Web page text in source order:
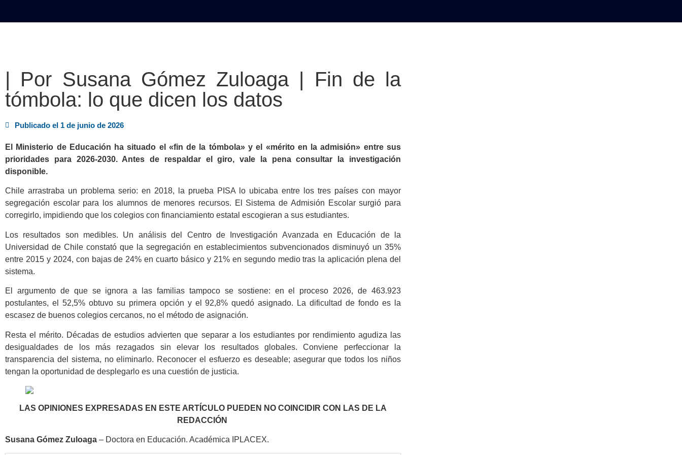
| Por Susana Gómez Zuloaga | Fin de la
tómbola: lo que dicen los datos
Publicado el 1 de junio de 2026
El Ministerio de Educación ha situado el «fin de la tómbola» y el «mérito en la admisión» entre sus
prioridades para 2026-2030. Antes de respaldar el giro, vale la pena consultar la investigación
disponible.
Chile arrastraba un problema serio: en 2018, la prueba PISA lo ubicaba entre los tres países con mayor
segregación escolar para los alumnos de menores recursos. El Sistema de Admisión Escolar surgió para
corregirlo, impidiendo que los colegios con financiamiento estatal escogieran a sus estudiantes.
Los resultados son medibles. Un análisis del Centro de Investigación Avanzada en Educación de la
Universidad de Chile constató que la segregación en establecimientos subvencionados disminuyó un 35%
entre 2015 y 2024, con bajas de 24% en cuarto básico y 21% en segundo medio tras la aplicación plena del
sistema.
El argumento de que se ignora a las familias tampoco se sostiene: en el proceso 2026, de 463.923
postulantes, el 52,5% obtuvo su primera opción y el 92,8% quedó asignado. La dificultad de fondo es la
escasez de buenos colegios cercanos, no el método de asignación.
Resta el mérito. Décadas de estudios advierten que separar a los estudiantes por rendimiento agudiza las
desigualdades de los más rezagados sin elevar los resultados globales. Conviene perfeccionar la
transparencia del sistema, no eliminarlo. Reconocer el esfuerzo es deseable; asegurar que todos los niños
tengan la oportunidad de desplegarlo es una cuestión de justicia.
LAS OPINIONES EXPRESADAS EN ESTE ARTÍCULO PUEDEN NO COINCIDIR CON LAS DE LA
REDACCIÓN
Susana Gómez Zuloaga – Doctora en Educación. Académica IPLACEX.